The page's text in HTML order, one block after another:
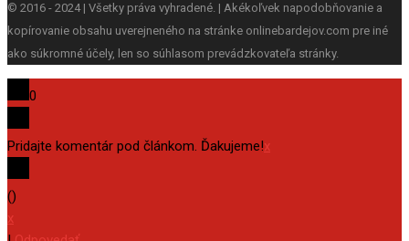
© 2016 - 2024 | Všetky práva vyhradené. | Akékoľvek napodobňovanie a
kopírovanie obsahu uverejneného na stránke onlinebardejov.com pre iné
ako súkromné účely, len so súhlasom prevádzkovateľa stránky.
0
Pridajte komentár pod článkom. Ďakujeme!x
()
x